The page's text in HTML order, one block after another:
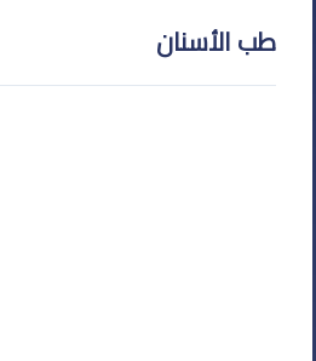
طب الأسنان